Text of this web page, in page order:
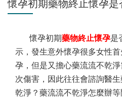
懷孕初期藥物終止懷孕是
懷孕初期藥物終止懷孕是
示，發生意外懷孕很多女性
孕，但是又擔心藥流流不乾
次傷害，因此往往會諮詢醫
乾淨？藥流流不乾淨怎麼辦